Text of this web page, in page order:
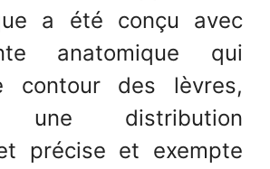
a été conçu avec
anatomique qui
contour des lèvres,
une distribution
précise et exempte